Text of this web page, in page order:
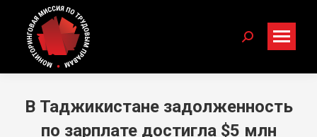
Search:
В Таджикистане задолженность
по зарплате достигла $5 млн